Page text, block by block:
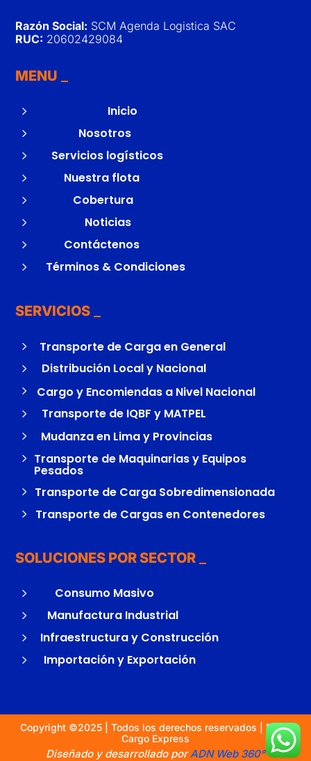
Razón Social: SCM Agenda Logistica SAC
RUC: 20602429084
MENU
5 Inicio
5 Nosotros
5 Servicios logísticos
5 Nuestra flota
5 Cobertura
5 Noticias
5 Contáctenos
5 Términos & Condiciones
SERVICIOS
5 Transporte de Carga en General
5 Distribución Local y Nacional
5 Cargo y Encomiendas a Nivel Nacional
5 Transporte de IQBF y MATPEL
5 Mudanza en Lima y Provincias
5 Transporte de Maquinarias y Equipos
Pesados
5 Transporte de Carga Sobredimensionada
5 Transporte de Cargas en Contenedores
SOLUCIONES POR SECTOR
5 Consumo Masivo
5 Manufactura Industrial
5 Infraestructura y Construcción
5 Importación y Exportación
Copyright ©2025 | Todos los derechos reservados | Diflet
Cargo Express
Diseñado y desarrollado por ADN Web 360°